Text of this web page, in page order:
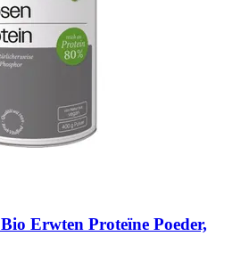
Bio Erwten Proteïne Poeder,